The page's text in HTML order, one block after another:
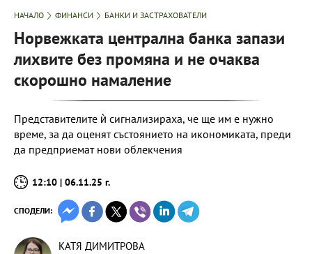
НАЧАЛО ФИНАНСИ БАНКИ И ЗАСТРАХОВАТЕЛИ
Норвежката централна банка запази
лихвите без промяна и не очаква
скорошно намаление
Представителите ѝ сигнализираха, че ще им е нужно
време, за да оценят състоянието на икономиката, преди
да предприемат нови облекчения
12:10 | 06.11.25 г.
СПОДЕЛИ:
КАТЯ ДИМИТРОВА